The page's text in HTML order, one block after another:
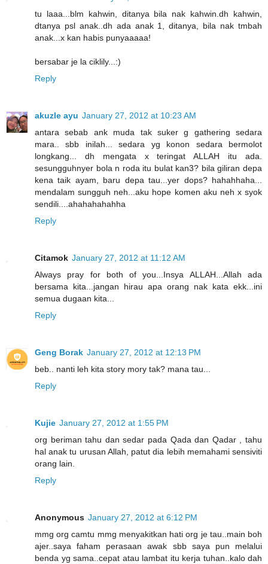
tu laaa...blm kahwin, ditanya bila nak kahwin.dh kahwin,
dtanya psl anak..dh ada anak 1, ditanya, bila nak tmbah
anak...x kan habis punyaaaaa!
bersabar je la ciklily...:)
Reply
akuzle ayu January 27, 2012 at 10:23 AM
antara sebab ank muda tak suker g gathering sedara
mara.. sbb inilah... sedara yg konon sedara bermolot
longkang... dh mengata x teringat ALLAH itu ada.
sesungguhnyer bola n roda itu bulat kan3? bila giliran depa
kena taik ayam, baru depa tau...yer dops? hahahhaha...
mendalam sungguh neh...aku hope komen aku neh x syok
sendili....ahahahahahha
Reply
Citamok January 27, 2012 at 11:12 AM
Always pray for both of you...Insya ALLAH...Allah ada
bersama kita...jangan hirau apa orang nak kata ekk...ini
semua dugaan kita...
Reply
Geng Borak January 27, 2012 at 12:13 PM
beb.. nanti leh kita story mory tak? mana tau...
Reply
Kujie January 27, 2012 at 1:55 PM
org beriman tahu dan sedar pada Qada dan Qadar , tahu
hal anak tu urusan Allah, patut dia lebih memahami sensiviti
orang lain.
Reply
Anonymous January 27, 2012 at 6:12 PM
mmg org camtu mmg menyakitkan hati org je tau..main boh
ajer..saya faham perasaan awak sbb saya pun melalui
benda yg sama..cepat atau lambat itu kerja tuhan..kalo dah